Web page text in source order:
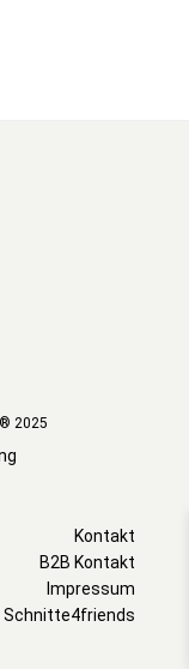
2025
Kontakt
B2B Kontakt
Impressum
Schnitte4friends